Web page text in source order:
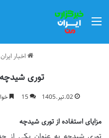
اخبار
توری شیدچه
02.تیر.1405 15
مزایای استفاده از توری شیدچه